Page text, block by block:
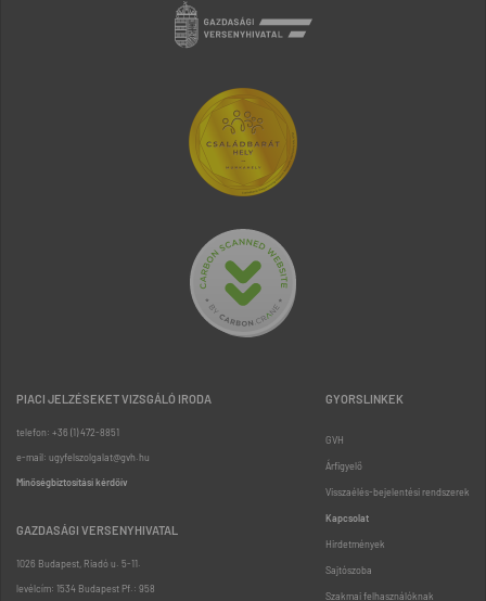
PIACI JELZÉSEKET VIZSGÁLÓ IRODA
telefon: +36 (1) 472-8851
e-mail: ugyfelszolgalat@gvh.hu
Minőségbiztosítási kérdőív
GAZDASÁGI VERSENYHIVATAL
1026 Budapest, Riadó u. 5-11.
levélcím: 1534 Budapest Pf.: 958
GYORSLINKEK
GVH
Árfigyelő
Visszaélés-bejelentési rendszerek
Kapcsolat
Hirdetmények
Sajtószoba
Szakmai felhasználóknak